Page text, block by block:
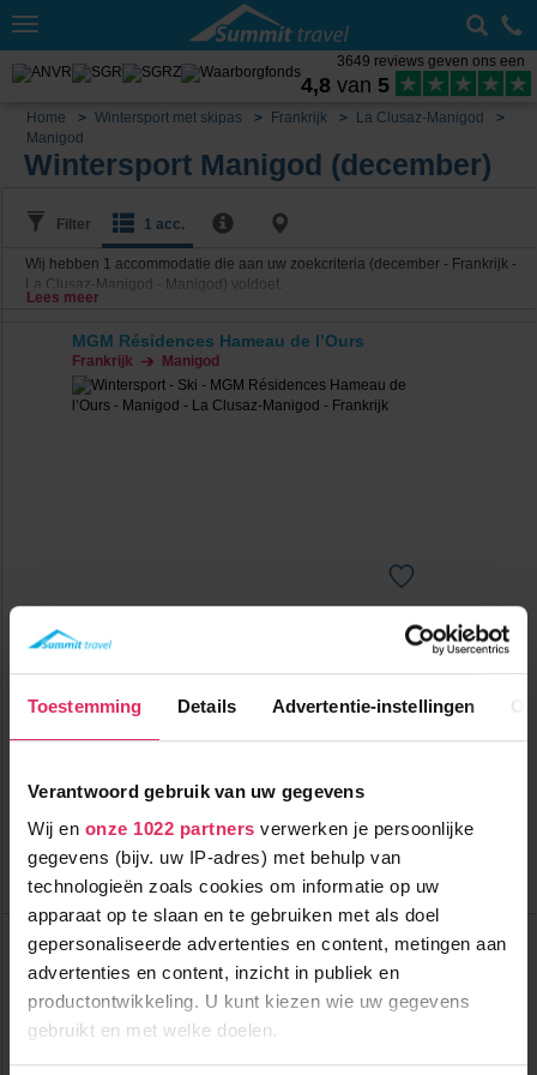
Toestemming Details Advertentie-instellingen
Verantwoord gebruik van uw gegevens
Wij en onze 1022 partners verwerken je persoonlijke
gegevens (bijv. uw IP-adres) met behulp van
technologieën zoals cookies om informatie op uw
apparaat op te slaan en te gebruiken met als doel
gepersonaliseerde advertenties en content, metingen aan
advertenties en content, inzicht in publiek en
productontwikkeling. U kunt kiezen wie uw gegevens
gebruikt en met welke doelen.
Toggle
3649 reviews geven ons een
4,8 van 5
Home Wintersport met skipas Frankrijk
La Clusaz-Manigod
Manigod
Wintersport Manigod (december)
Filter 1 acc.
Wij hebben 1 accommodatie die aan uw zoekcriteria (december - Frankrijk -
La Clusaz-Manigod - Manigod) voldoet.
Lees meer
MGM Résidences Hameau de l’Ours
Frankrijk Manigod
Gloednieuwe 4-sterren résidence aan de voet van de piste in
Manigod!
vanaf
739
( december )
0m tot centrum
Bekijk deze vakantie
Tot 6 weken voor vertrek gratis annuleren
La Clusaz
Manigod
Top Accommodaties:
MGM Résidences Hameau de
Prestige Résidence Mendi Alde